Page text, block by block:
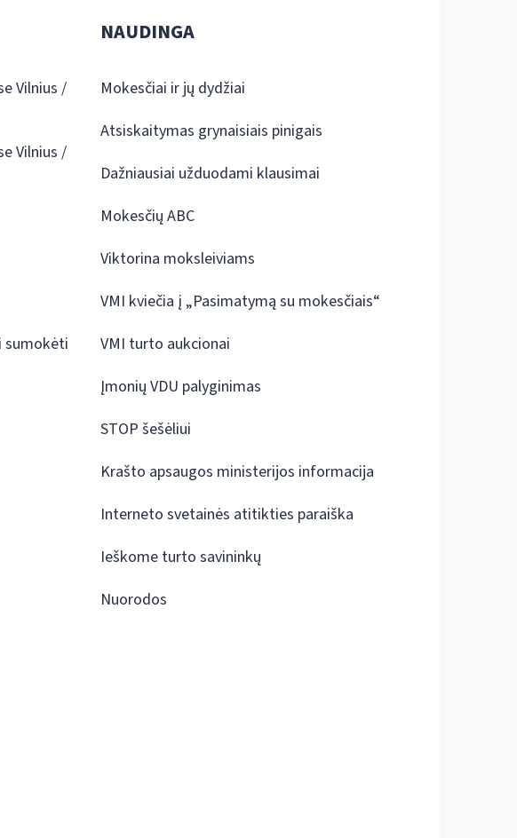
Vilnius /
Vilnius /
sumokėti
NAUDINGA
Mokesčiai ir jų dydžiai
Atsiskaitymas grynaisiais pinigais
Dažniausiai užduodami klausimai
Mokesčių ABC
Viktorina moksleiviams
VMI kviečia į „Pasimatymą su mokesčiais“
VMI turto aukcionai
Įmonių VDU palyginimas
STOP šešėliui
Krašto apsaugos ministerijos informacija
Interneto svetainės atitikties paraiška
Ieškome turto savininkų
Nuorodos